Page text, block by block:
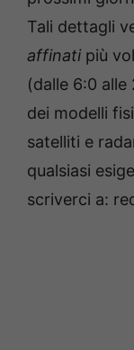
Tali dettagli
affinatipiù
(dalle 6:0
dei modelli
satelliti e
qualsiasi
scriverci a: